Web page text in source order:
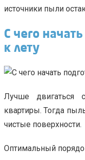
источники пыли
С чего
к лету
Лучше двигаться
квартиры. Тогда
чистые поверхности.
Оптимальный